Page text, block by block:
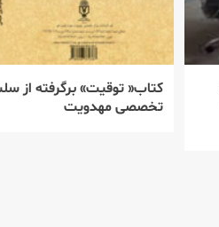
كتاب« توقیت» برگرفته از
تخصصی مهدویت